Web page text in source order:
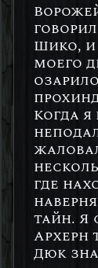
Шико, и
моего
Когда я
где
тайн. Я
Архерн
Дюк